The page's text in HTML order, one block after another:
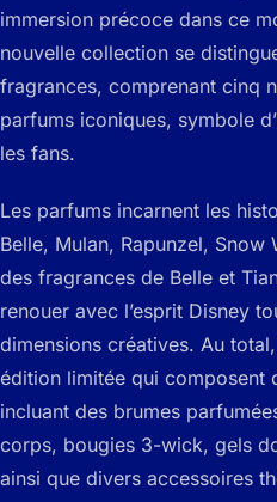
immersion précoce dans ce
nouvelle collection se
fragrances, comprenant cinq
parfums iconiques, symbole
les fans.
Les parfums incarnent les
Belle, Mulan, Rapunzel,
des fragrances de Belle et
renouer avec l’esprit Disney
dimensions créatives. Au
édition limitée qui composent
incluant des brumes
corps, bougies 3-wick, gels
ainsi que divers accessoires